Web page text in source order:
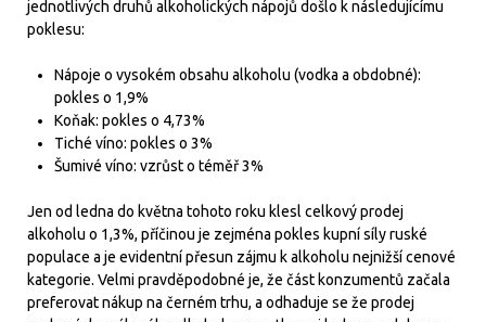
jednotlivých druhů alkoholických nápojů došlo k následujícímu
poklesu:
Nápoje o vysokém obsahu alkoholu (vodka a obdobné):
pokles o 1,9%
Koňak: pokles o 4,73%
Tiché víno: pokles o 3%
Šumivé víno: vzrůst o téměř 3%
Jen od ledna do května tohoto roku klesl celkový prodej
alkoholu o 1,3%, příčinou je zejména pokles kupní síly ruské
populace a je evidentní přesun zájmu k alkoholu nejnižší cenové
kategorie. Velmi pravděpodobné je, že část konzumentů začala
preferovat nákup na černém trhu, a odhaduje se že prodej